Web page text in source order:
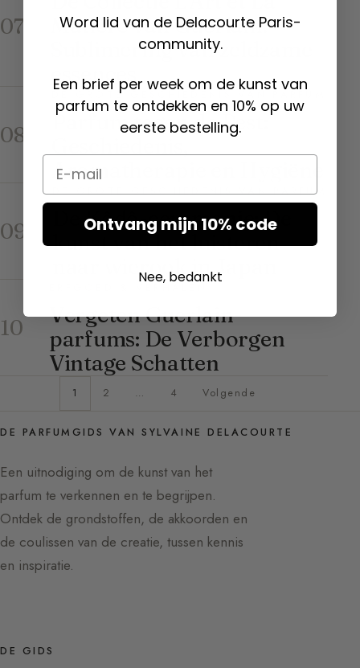
07
Matière van Guerlain:
Sublimering van zeldzame
essences
08
DE GROTE GESCHIEDENIS VAN PARFUM
Parfum tegen de Pest:
Aromatherapie en Hygiëne
09
DE GROTE GESCHIEDENIS VAN PARFUM
De Kôdô-ceremonie: De
kunst van het luisteren
naar wierook in Japan
10
Vergeten Guerlain-
parfums: De Verborgen
Vintage Schatten
1 2 … 4 Volgende
DE PARFUMGIDS VAN SYLVAINE DELACOURTE
Een uitnodiging om de kunst van het
parfum te verkennen en te begrijpen.
Ontdek de grondstoffen, de akkoorden en
de coulissen van de creatie, tussen kennis
en inspiratie.
DE GIDS
Word lid van de Delacourte Paris-
community.
Een brief per week om de kunst van
parfum te ontdekken en 10% op uw
eerste bestelling.
Email
Ontvang mijn 10% code
Nee, bedankt